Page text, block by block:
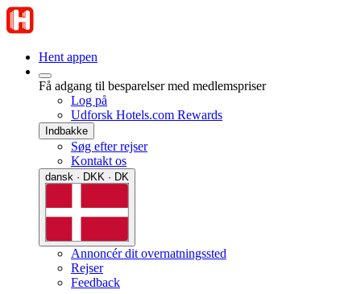
Hent appen
Få adgang til besparelser med medlemspriser
Log på
Udforsk Hotels.com Rewards
Indbakke
Søg efter rejser
Kontakt os
dansk · DKK · DK
Annoncér dit overnatningssted
Rejser
Feedback